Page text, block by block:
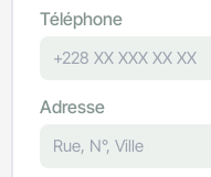
Téléphone
Adresse